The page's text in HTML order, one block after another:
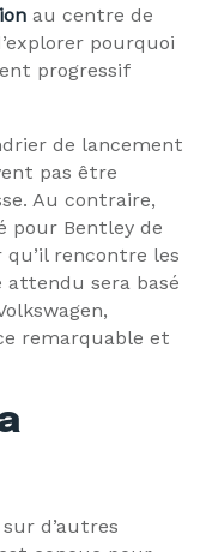
au centre de
pourquoi
progressif
de lancement
pas être
Au contraire,
pour Bentley de
rencontre les
sera basé
remarquable et
d’autres